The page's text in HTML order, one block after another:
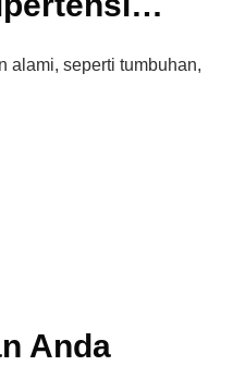
alami, seperti tumbuhan,
Anda